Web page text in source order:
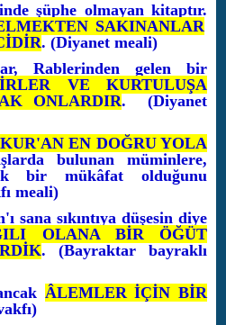
şüphe olmayan kitaptır.
SAKINANLAR
. (Diyanet meali)
Rablerinden gelen bir
VE KURTULUŞA
ONLARDIR. (Diyanet
KUR'AN EN DOĞRU YOLA
bulunan müminlere,
bir mükâfat olduğunu
meali)
sana sıkıntıya düşesin diye
OLANA BİR ÖĞÜT
. (Bayraktar bayraklı
ÂLEMLER İÇİN BİR